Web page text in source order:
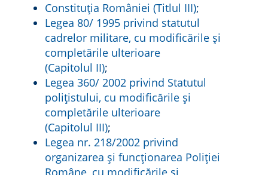
Constituția României (Titlul III);
Legea 80/ 1995 privind statutul
cadrelor militare, cu modificările și
completările ulterioare
(Capitolul II);
Legea 360/ 2002 privind Statutul
polițistului, cu modificările și
completările ulterioare
(Capitolul III);
Legea nr. 218/2002 privind
organizarea şi funcționarea Poliției
Române, cu modificările și